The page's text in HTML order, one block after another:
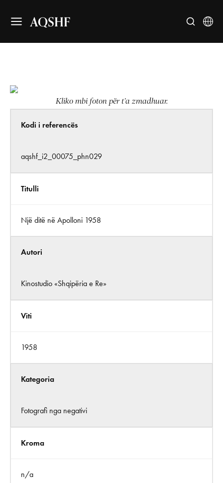
AQSHF
Kliko mbi foton për t’a zmadhuar.
Kodi i referencës
aqshf_i2_00075_phn029
Titulli
Një ditë në Apolloni 1958
Autori
Kinostudio «Shqipëria e Re»
Viti
1958
Kategoria
Fotografi nga negativi
Kroma
n/a